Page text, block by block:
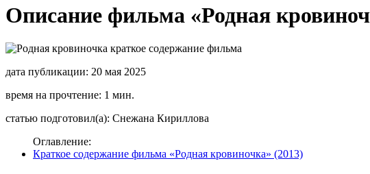
Описание фильма «Родная
дата публикации: 20 мая 2025
время на прочтение: 1 мин.
статью подготовил(а): Снежана Кириллова
Оглавление:
Краткое содержание фильма «Родная кровиночка» (2013)